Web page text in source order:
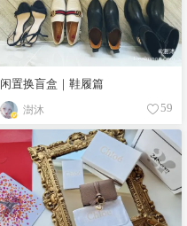
闲置换盲盒｜鞋履篇
澍沐 59